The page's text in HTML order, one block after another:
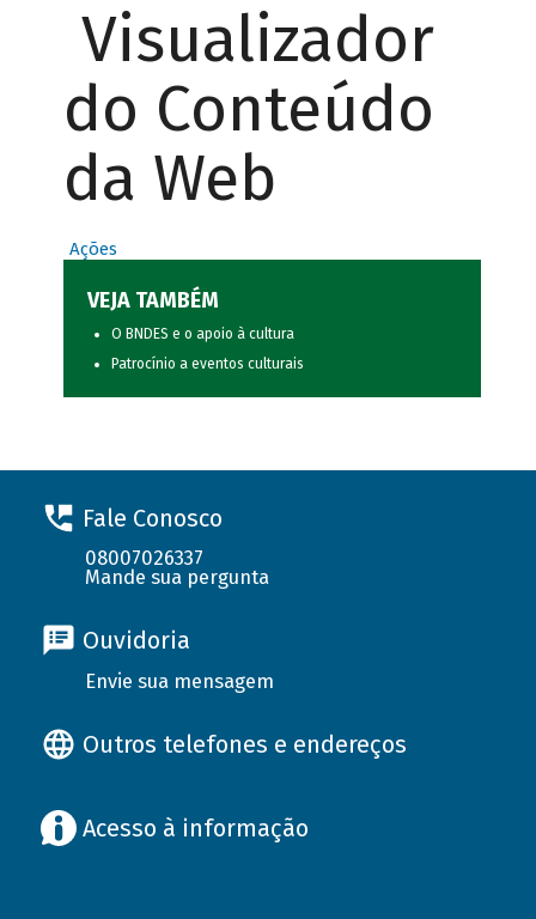
Visualizador
do Conteúdo
da Web
Ações
VEJA TAMBÉM
O BNDES e o apoio à cultura
Patrocínio a eventos culturais
Fale Conosco
08007026337
Mande sua pergunta
Ouvidoria
Envie sua mensagem
Outros telefones e endereços
Acesso à informação